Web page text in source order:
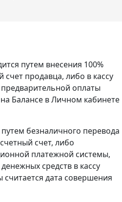
путем внесения 100%
продавца, либо в кассу
оплаты
Балансе в Личном кабинете
безналичного перевода
счет, либо
платежной системы,
средств в кассу
дата совершения